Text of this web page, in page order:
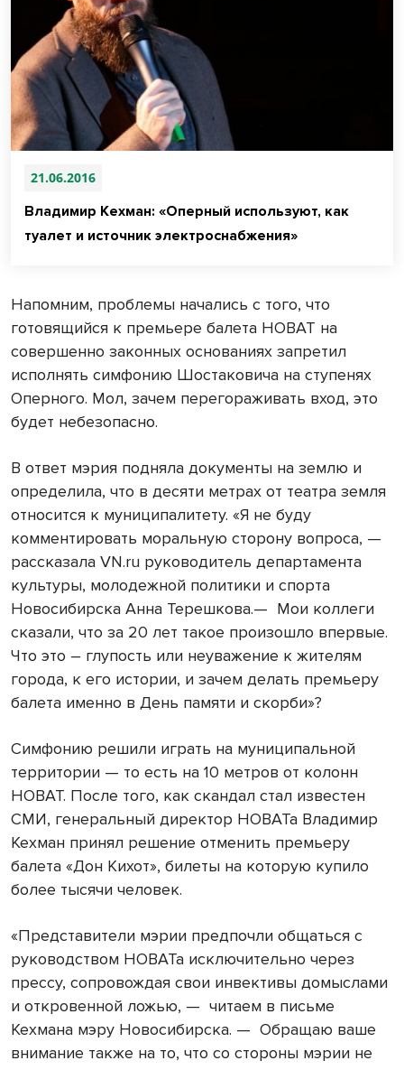
21.06.2016
Владимир Кехман: «Оперный используют, как
туалет и источник электроснабжения»
Напомним, проблемы начались с того, что
готовящийся к премьере балета НОВАТ на
совершенно законных основаниях запретил
исполнять симфонию Шостаковича на ступенях
Оперного. Мол, зачем перегораживать вход, это
будет небезопасно.
В ответ мэрия подняла документы на землю и
определила, что в десяти метрах от театра земля
относится к муниципалитету. «Я не буду
комментировать моральную сторону вопроса, —
рассказала VN.ru руководитель департамента
культуры, молодежной политики и спорта
Новосибирска Анна Терешкова.— Мои коллеги
сказали, что за 20 лет такое произошло впервые.
Что это – глупость или неуважение к жителям
города, к его истории, и зачем делать премьеру
балета именно в День памяти и скорби»?
Симфонию решили играть на муниципальной
территории — то есть на 10 метров от колонн
НОВАТ. После того, как скандал стал известен
СМИ, генеральный директор НОВАТа Владимир
Кехман принял решение отменить премьеру
балета «Дон Кихот», билеты на которую купило
более тысячи человек.
«Представители мэрии предпочли общаться с
руководством НОВАТа исключительно через
прессу, сопровождая свои инвективы домыслами
и откровенной ложью, — читаем в письме
Кехмана мэру Новосибирска. — Обращаю ваше
внимание также на то, что со стороны мэрии не